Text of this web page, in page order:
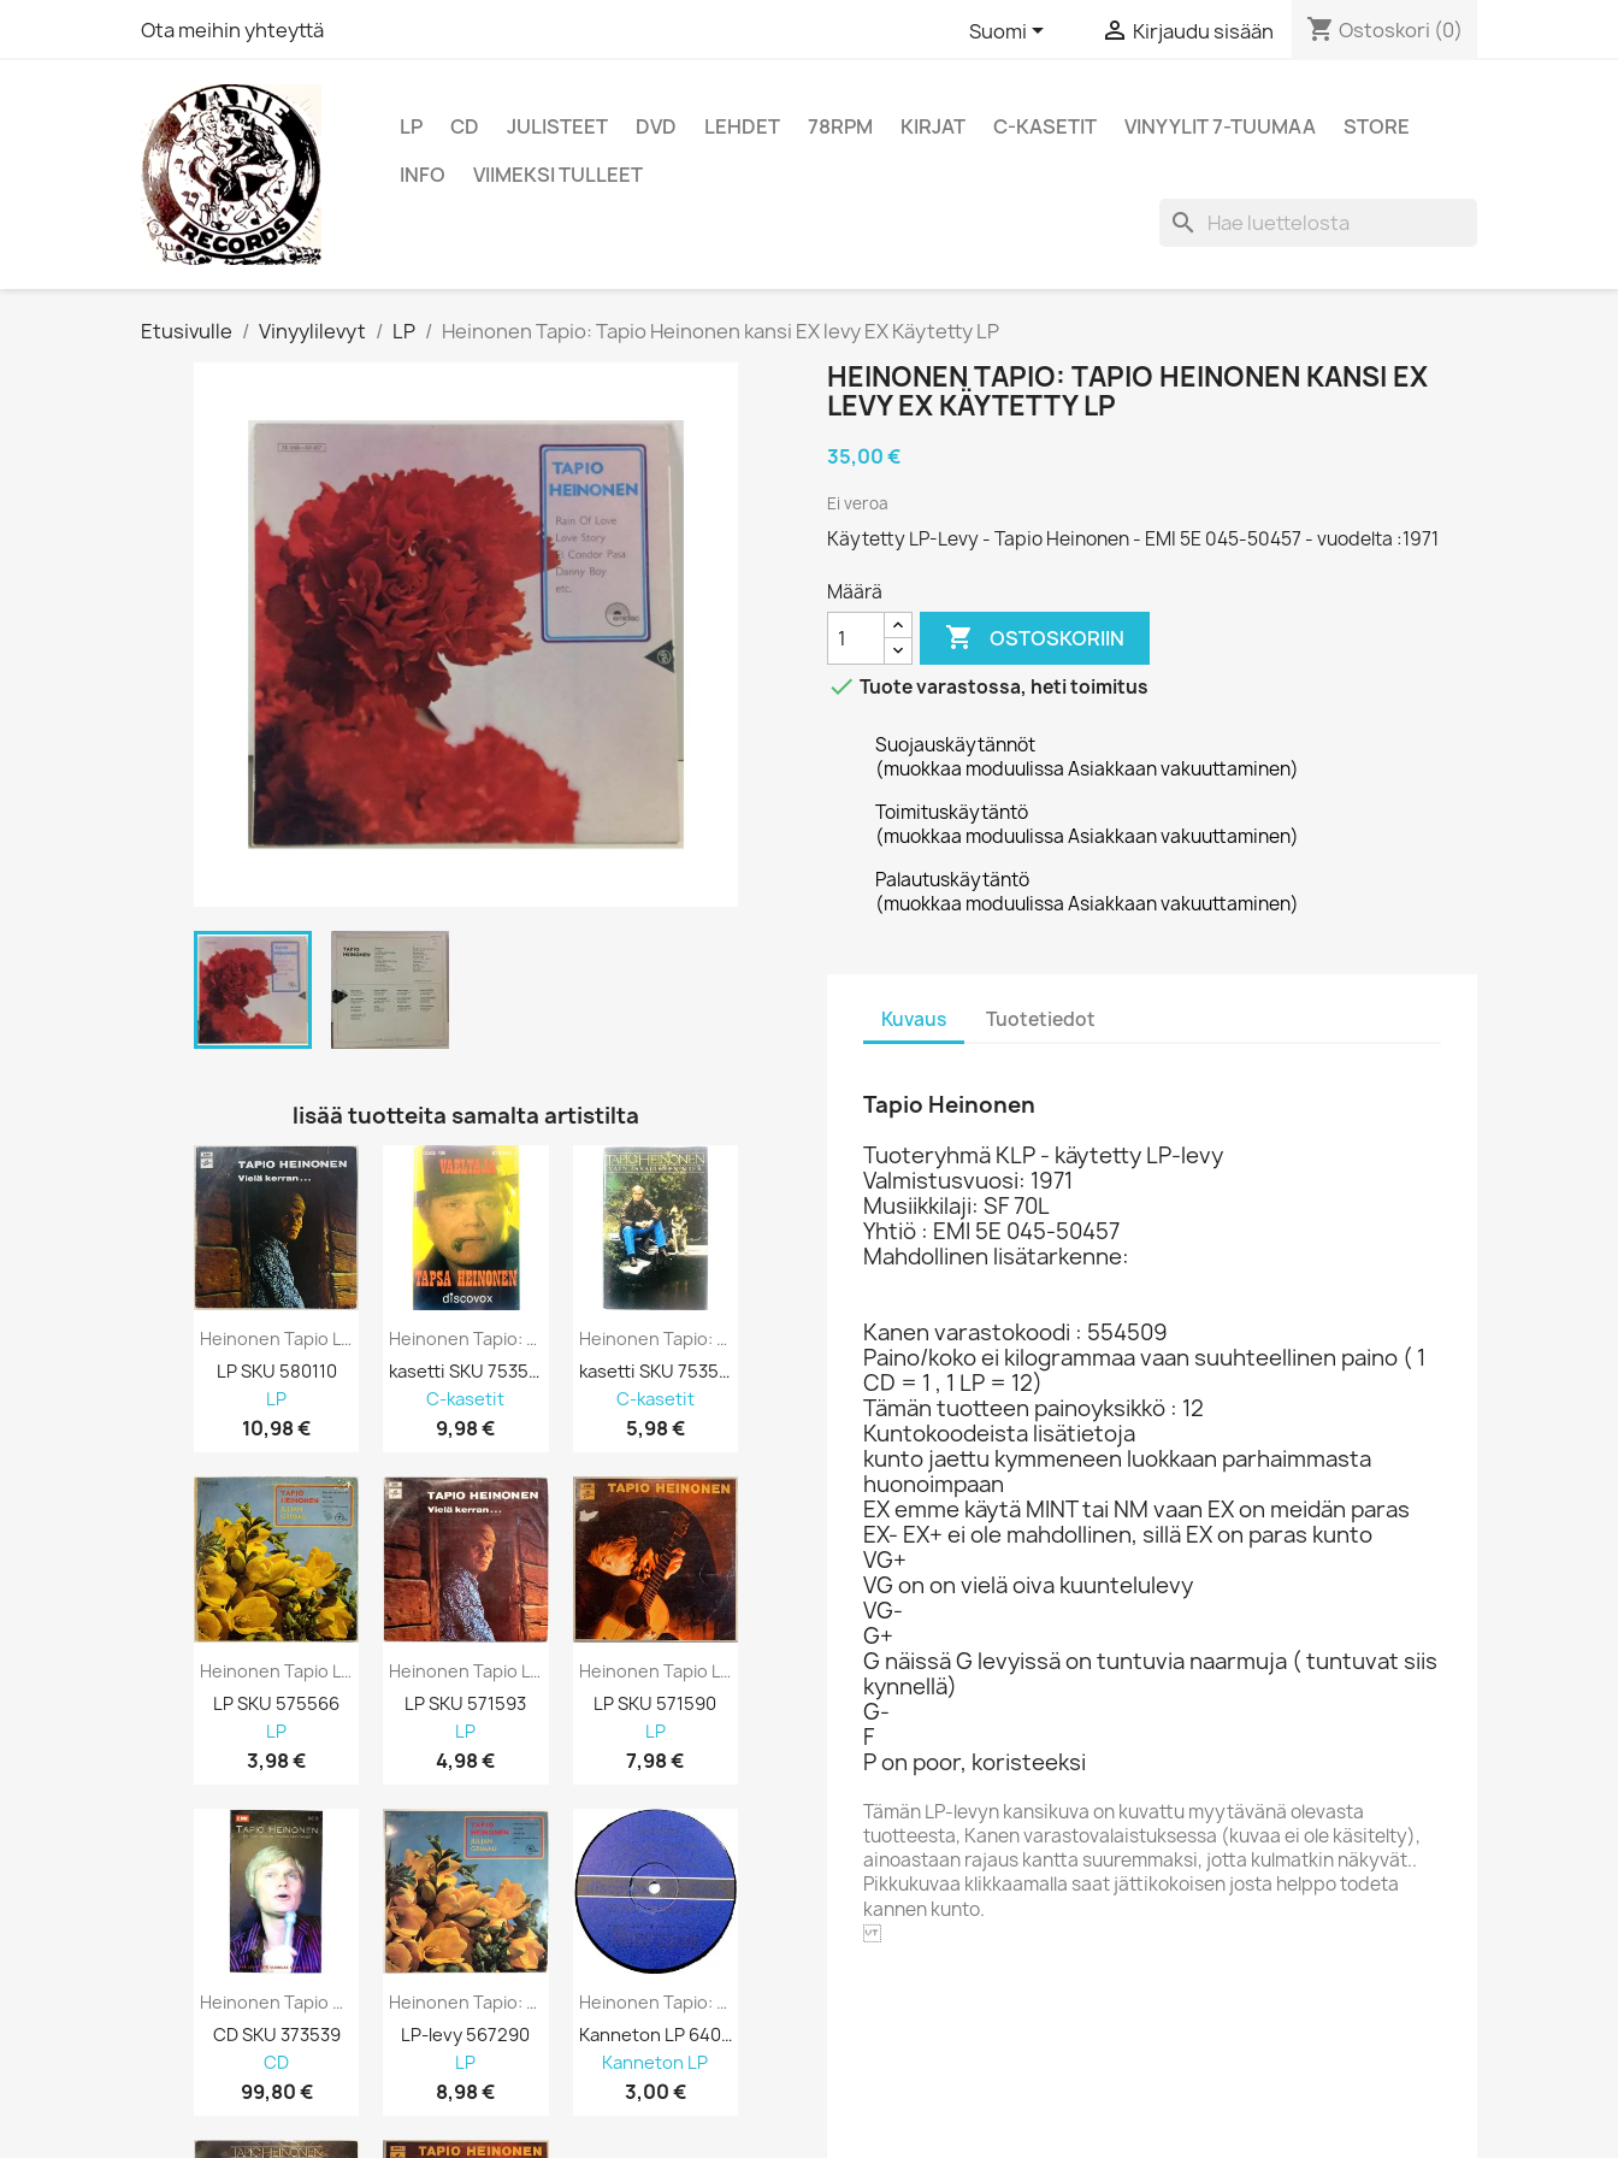
Ota meihin yhteyttä Suomi  Kirjaudu sisään shopping_cart Ostoskori (0)
LP CD JULISTEET DVD LEHDET 78RPM KIRJAT C-KASETIT VINYYLIT 7-TUUMAA
STORE
INFO
VIIMEKSI TULLEET
search
Etusivulle Vinyylilevyt LP Heinonen Tapio: Tapio Heinonen kansi EX levy EX Käytetty LP
lisää tuotteita samalta artistilta
Heinonen Tapio LP Vielä Kerran... Kansi...
LP SKU 580110
LP
10,98 €
Heinonen Tapio LP Julian Grimau Kansi G-...
LP SKU 575566
LP
3,98 €
Heinonen Tapio CD En Kadu Mitään Kaikki...
CD SKU 373539
CD
99,80 €
Heinonen Tapio: Vaeltaja Kansipaperi EX- ,...
kasetti SKU 753570
C-kasetit
9,98 €
Heinonen Tapio LP Vielä Kerran... Kansi...
LP SKU 571593
LP
4,98 €
Heinonen Tapio: Julian Grimau Kansi VG...
LP-levy 567290
LP
8,98 €
Heinonen Tapio: Vain Tavallinen Mies...
kasetti SKU 753569
C-kasetit
5,98 €
Heinonen Tapio LP Tapo Heinonen -70 Kansi...
LP SKU 571590
LP
7,98 €
Heinonen Tapio: Lämmöllä Kansi Ei...
Kanneton LP 640259
Kanneton LP
3,00 €
HEINONEN TAPIO: TAPIO HEINONEN KANSI EX
LEVY EX KÄYTETTY LP
35,00 €
Ei veroa
Käytetty LP-Levy - Tapio Heinonen - EMI 5E 045-50457 - vuodelta :1971
Määrä
 OSTOSKORIIN
 Tuote varastossa, heti toimitus
Suojauskäytännöt
(muokkaa moduulissa Asiakkaan vakuuttaminen)
Toimituskäytäntö
(muokkaa moduulissa Asiakkaan vakuuttaminen)
Palautuskäytäntö
(muokkaa moduulissa Asiakkaan vakuuttaminen)
Kuvaus Tuotetiedot
Tapio Heinonen
Tuoteryhmä KLP - käytetty LP-levy
Valmistusvuosi: 1971
Musiikkilaji: SF 70L
Yhtiö : EMI 5E 045-50457
Mahdollinen lisätarkenne:
Kanen varastokoodi : 554509
Paino/koko ei kilogrammaa vaan suuhteellinen paino ( 1
CD = 1 , 1 LP = 12)
Tämän tuotteen painoyksikkö : 12
Kuntokoodeista lisätietoja
kunto jaettu kymmeneen luokkaan parhaimmasta
huonoimpaan
EX emme käytä MINT tai NM vaan EX on meidän paras
EX- EX+ ei ole mahdollinen, sillä EX on paras kunto
VG+
VG on on vielä oiva kuuntelulevy
VG-
G+
G näissä G levyissä on tuntuvia naarmuja ( tuntuvat siis
kynnellä)
G-
F
P on poor, koristeeksi
Tämän LP-levyn kansikuva on kuvattu myytävänä olevasta
tuotteesta, Kanen varastovalaistuksessa (kuvaa ei ole käsitelty),
ainoastaan rajaus kantta suuremmaksi, jotta kulmatkin näkyvät..
Pikkukuvaa klikkaamalla saat jättikokoisen josta helppo todeta
kannen kunto.